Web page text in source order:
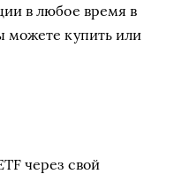
в любое время в
можете купить или
через свой